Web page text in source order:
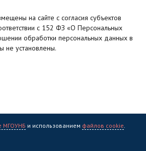
на сайте с согласия субъектов
с 152 ФЗ «О Персональных
обработки персональных данных в
не установлены.
© 2006 - 2026
МГОУНБ и использованием файлов cookie.